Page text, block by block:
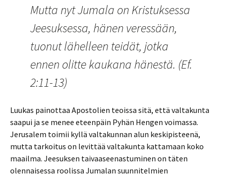
Mutta nyt Jumala on Kristuksessa
Jeesuksessa, hänen veressään,
tuonut lähelleen teidät, jotka
ennen olitte kaukana hänestä. (Ef.
2:11-13)
Luukas painottaa Apostolien teoissa sitä, että valtakunta
saapui ja se menee eteenpäin Pyhän Hengen voimassa.
Jerusalem toimii kyllä valtakunnan alun keskipisteenä,
mutta tarkoitus on levittää valtakunta kattamaan koko
maailma. Jeesuksen taivaaseenastuminen on täten
olennaisessa roolissa Jumalan suunnitelmien